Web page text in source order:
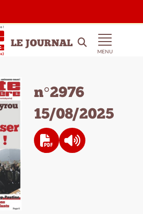
LE JOURNAL
MENU
n°2976
15/08/2025